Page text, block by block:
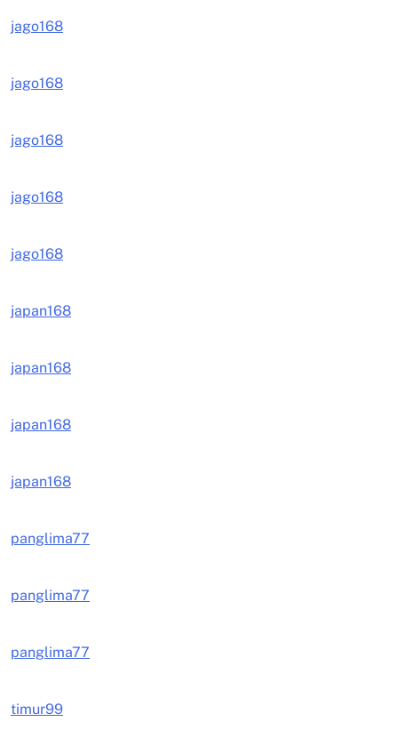
jago168
jago168
jago168
jago168
jago168
japan168
japan168
japan168
japan168
panglima77
panglima77
panglima77
timur99